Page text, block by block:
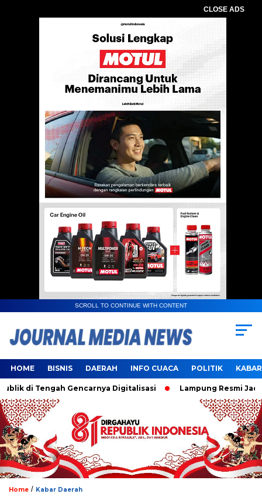
CLOSE ADS
SCROLL TO CONTINUE WITH CONTENT
HOME BISNIS DAERAH INFO CUACA POLITIK
Tengah Gencarnya Digitalisasi Lampung Resmi Jadi Tuan
Home / Kabar Daerah